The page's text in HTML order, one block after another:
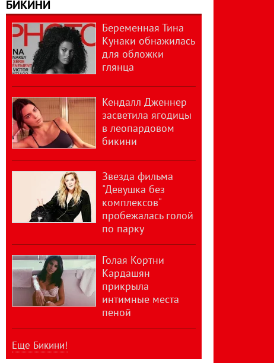
БИКИНИ
Беременная Тина
Кунаки обнажилась
для обложки
глянца
Кендалл Дженнер
засветила ягодицы
в леопардовом
бикини
Звезда фильма
"Девушка без
комплексов"
пробежалась голой
по парку
Голая Кортни
Кардашян
прикрыла
интимные места
пеной
Еще Бикини!